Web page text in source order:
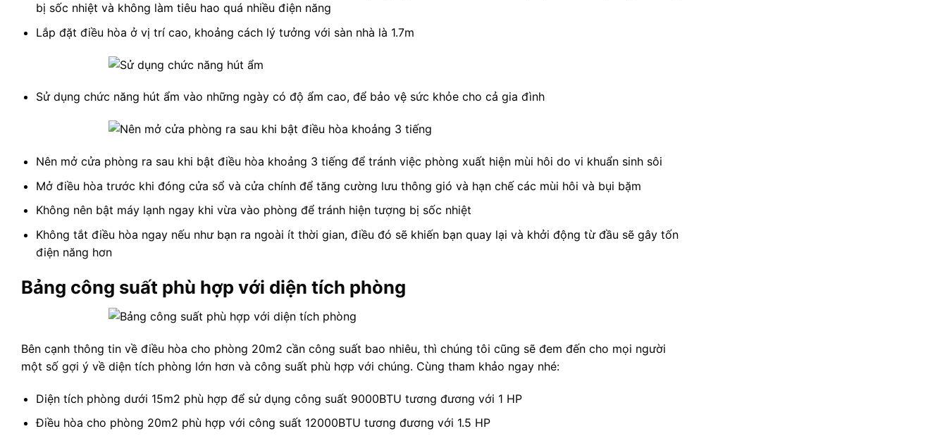
bị sốc nhiệt và không làm tiêu hao quá nhiều điện năng
Lắp đặt điều hòa ở vị trí cao, khoảng cách lý tưởng với sàn nhà là 1.7m
Sử dụng chức năng hút ẩm vào những ngày có độ ẩm cao, để bảo vệ sức khỏe cho cả gia đình
Nên mở cửa phòng ra sau khi bật điều hòa khoảng 3 tiếng để tránh việc phòng xuất hiện mùi hôi do vi khuẩn sinh sôi
Mở điều hòa trước khi đóng cửa sổ và cửa chính để tăng cường lưu thông gió và hạn chế các mùi hôi và bụi bặm
Không nên bật máy lạnh ngay khi vừa vào phòng để tránh hiện tượng bị sốc nhiệt
Không tắt điều hòa ngay nếu như bạn ra ngoài ít thời gian, điều đó sẽ khiến bạn quay lại và khởi động từ đầu sẽ gây tốn
điện năng hơn
Bảng công suất phù hợp với diện tích phòng
Bên cạnh thông tin về điều hòa cho phòng 20m2 cần công suất bao nhiêu, thì chúng tôi cũng sẽ đem đến cho mọi người
một số gợi ý về diện tích phòng lớn hơn và công suất phù hợp với chúng. Cùng tham khảo ngay nhé:
Diện tích phòng dưới 15m2 phù hợp để sử dụng công suất 9000BTU tương đương với 1 HP
Điều hòa cho phòng 20m2 phù hợp với công suất 12000BTU tương đương với 1.5 HP